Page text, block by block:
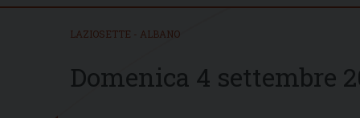
LAZIOSETTE - ALBANO
Domenica 4 settembre